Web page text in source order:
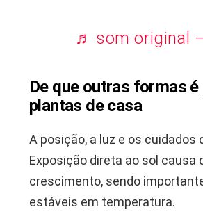
♬ som original
De que outras formas
plantas de casa
A posição, a luz e os
Exposição direta ao sol causa
crescimento, sendo
estáveis em temperatura.